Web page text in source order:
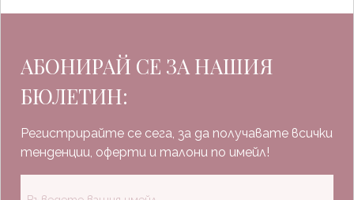
АБОНИРАЙ СЕ ЗА НАШИЯ
БЮЛЕТИН:
Регистрирайте се сега, за да получавате всички
тенденции, оферти и талони по имейл!